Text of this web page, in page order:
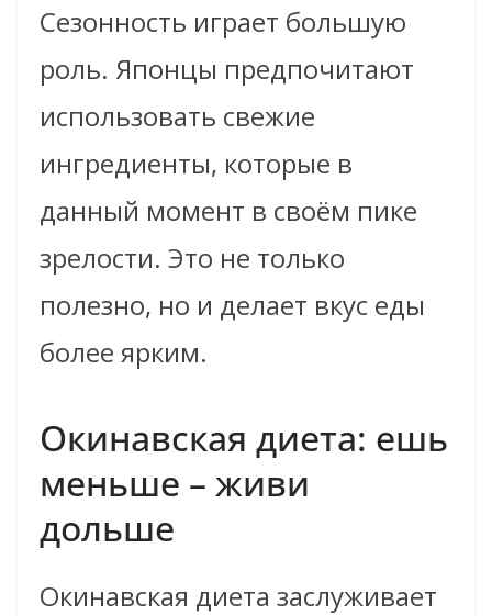
Сезонность играет большую
роль. Японцы предпочитают
использовать свежие
ингредиенты, которые в
данный момент в своём пике
зрелости. Это не только
полезно, но и делает вкус еды
более ярким.
Окинавская диета: ешь
меньше – живи
дольше
Окинавская диета заслуживает